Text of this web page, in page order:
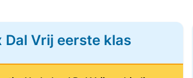
Dal Vrij eerste klas